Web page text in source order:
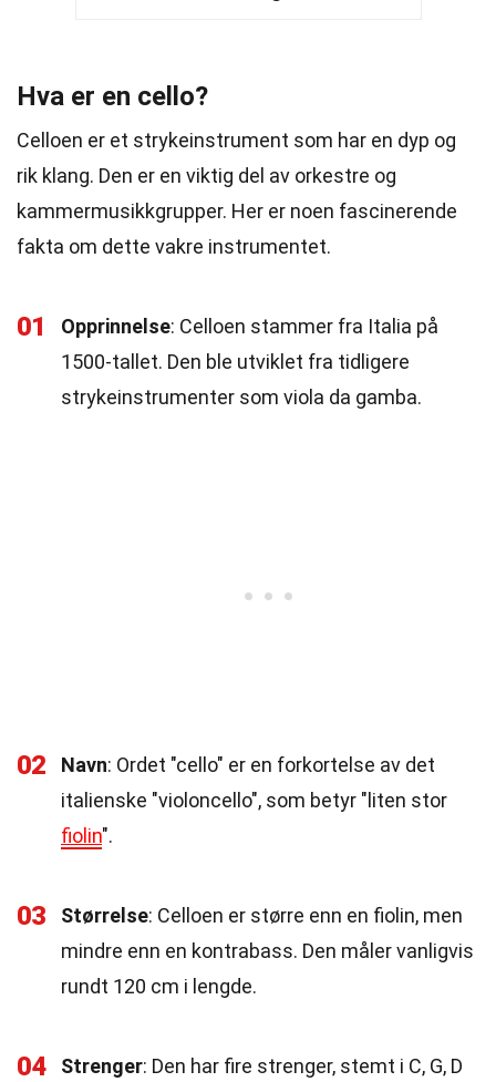
Hva er en cello?
Celloen er et strykeinstrument som har en dyp og
rik klang. Den er en viktig del av orkestre og
kammermusikkgrupper. Her er noen fascinerende
fakta om dette vakre instrumentet.
01 Opprinnelse: Celloen stammer fra Italia på
1500-tallet. Den ble utviklet fra tidligere
strykeinstrumenter som viola da gamba.
02 Navn: Ordet "cello" er en forkortelse av det
italienske "violoncello", som betyr "liten stor
fiolin".
03 Størrelse: Celloen er større enn en fiolin, men
mindre enn en kontrabass. Den måler vanligvis
rundt 120 cm i lengde.
04 Strenger: Den har fire strenger, stemt i C, G, D